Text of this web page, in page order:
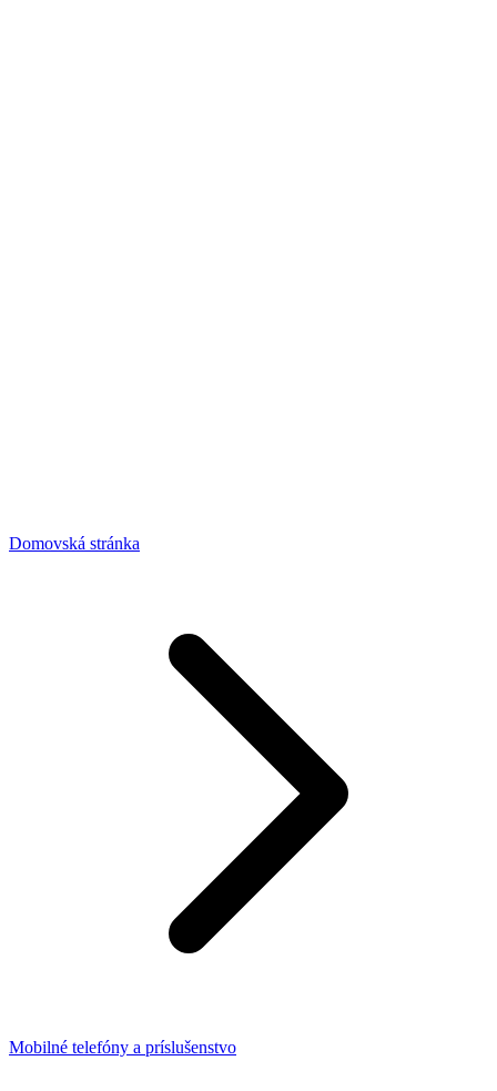
Domovská stránka
Mobilné telefóny a príslušenstvo